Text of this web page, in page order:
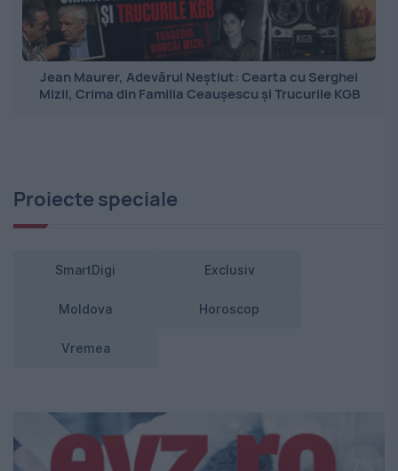
Jean Maurer, Adevărul Neștiut: Cearta cu Serghei
Mizil, Crima din Familia Ceaușescu și Trucurile KGB
Proiecte speciale
SmartDigi Exclusiv
Moldova Horoscop
Vremea